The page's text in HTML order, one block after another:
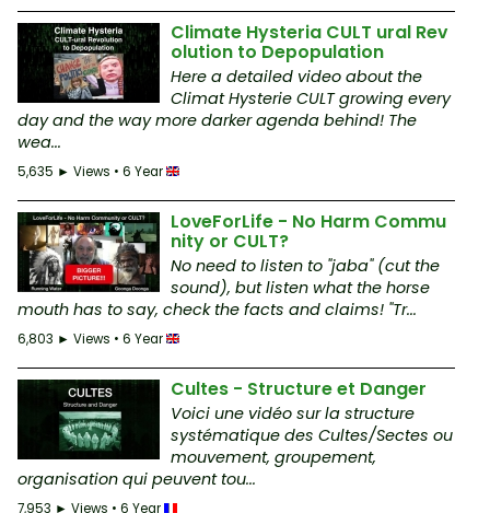
Climate Hysteria CULT ural Rev
olution to Depopulation
Here a detailed video about the
Climat Hysterie CULT growing every
day and the way more darker agenda behind! The
wea...
5,635 ► Views • 6 Year
LoveForLife - No Harm Commu
nity or CULT?
No need to listen to "jaba" (cut the
sound), but listen what the horse
mouth has to say, check the facts and claims! "Tr...
6,803 ► Views • 6 Year
Cultes - Structure et Danger
Voici une vidéo sur la structure
systématique des Cultes/Sectes ou
mouvement, groupement,
organisation qui peuvent tou...
7,953 ► Views • 6 Year